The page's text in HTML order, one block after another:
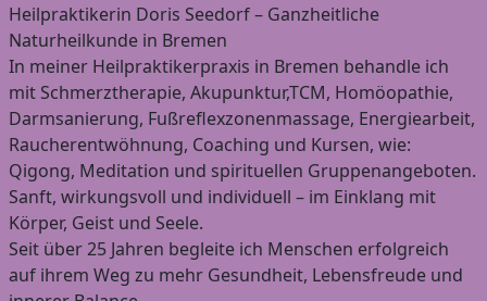
Heilpraktikerin Doris Seedorf – Ganzheitliche
Naturheilkunde in Bremen
In meiner Heilpraktikerpraxis in Bremen behandle ich
mit Schmerztherapie, Akupunktur,TCM, Homöopathie,
Darmsanierung, Fußreflexzonenmassage, Energiearbeit,
Raucherentwöhnung, Coaching und Kursen, wie:
Qigong, Meditation und spirituellen Gruppenangeboten.
Sanft, wirkungsvoll und individuell – im Einklang mit
Körper, Geist und Seele.
Seit über 25 Jahren begleite ich Menschen erfolgreich
auf ihrem Weg zu mehr Gesundheit, Lebensfreude und